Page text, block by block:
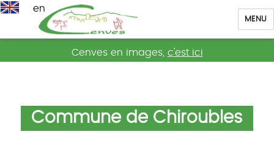
en
Cenves
MENU
Cenves en images, c'est ici
Commune de Chiroubles